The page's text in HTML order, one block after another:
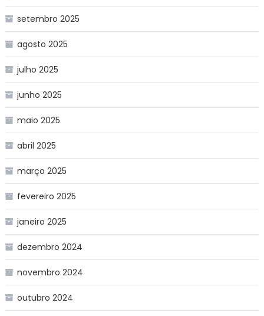
setembro 2025
agosto 2025
julho 2025
junho 2025
maio 2025
abril 2025
março 2025
fevereiro 2025
janeiro 2025
dezembro 2024
novembro 2024
outubro 2024